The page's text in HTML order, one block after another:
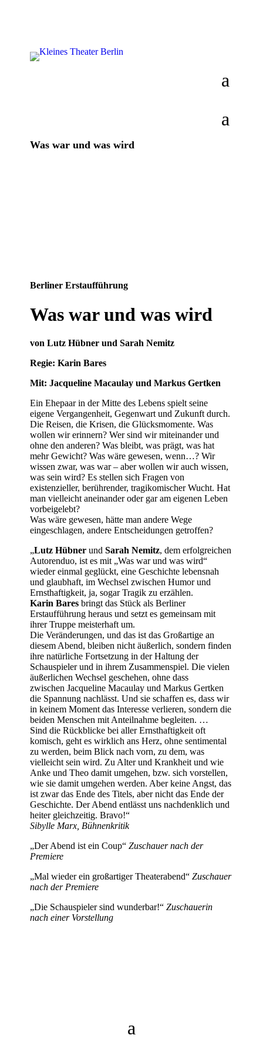
Was war und was wird
Berliner Erstaufführung
Was war und was wird
von Lutz Hübner und Sarah Nemitz
Regie: Karin Bares
Mit: Jacqueline Macaulay und Markus Gertken
Ein Ehepaar in der Mitte des Lebens spielt seine
eigene Vergangenheit, Gegenwart und Zukunft durch.
Die Reisen, die Krisen, die Glücksmomente. Was
wollen wir erinnern? Wer sind wir miteinander und
ohne den anderen? Was bleibt, was prägt, was hat
mehr Gewicht? Was wäre gewesen, wenn…? Wir
wissen zwar, was war – aber wollen wir auch wissen,
was sein wird? Es stellen sich Fragen von
existenzieller, berührender, tragikomischer Wucht. Hat
man vielleicht aneinander oder gar am eigenen Leben
vorbeigelebt?
Was wäre gewesen, hätte man andere Wege
eingeschlagen, andere Entscheidungen getroffen?
„Lutz Hübner undSarah Nemitz, dem erfolgreichen
Autorenduo, ist es mit „Was war und was wird“
wieder einmal geglückt, eine Geschichte lebensnah
und glaubhaft, im Wechsel zwischen Humor und
Ernsthaftigkeit, ja, sogar Tragik zu erzählen.
Karin Bares bringt das Stück als Berliner
Erstaufführung heraus und setzt es gemeinsam mit
ihrer Truppe meisterhaft um.
Die Veränderungen, und das ist das Großartige an
diesem Abend, bleiben nicht äußerlich, sondern finden
ihre natürliche Fortsetzung in der Haltung der
Schauspieler und in ihrem Zusammenspiel. Die vielen
äußerlichen Wechsel geschehen, ohne dass
zwischen Jacqueline Macaulay und Markus Gertken
die Spannung nachlässt. Und sie schaffen es, dass wir
in keinem Moment das Interesse verlieren, sondern die
beiden Menschen mit Anteilnahme begleiten. …
Sind die Rückblicke bei aller Ernsthaftigkeit oft
komisch, geht es wirklich ans Herz, ohne sentimental
zu werden, beim Blick nach vorn, zu dem, was
vielleicht sein wird. Zu Alter und Krankheit und wie
Anke und Theo damit umgehen, bzw. sich vorstellen,
wie sie damit umgehen werden. Aber keine Angst, das
ist zwar das Ende des Titels, aber nicht das Ende der
Geschichte. Der Abend entlässt uns nachdenklich und
heiter gleichzeitig. Bravo!“
Sibylle Marx, Bühnenkritik
„Der Abend ist ein Coup“Zuschauer nach der
Premiere
„Mal wieder ein großartiger Theaterabend“Zuschauer
nach der Premiere
„Die Schauspieler sind wunderbar!“Zuschauerin
nach einer Vorstellung